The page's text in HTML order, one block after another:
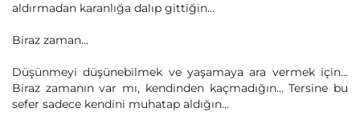
aldırmadan karanlığa dalıp gittiğin…
Biraz zaman…
Düşünmeyi düşünebilmek ve yaşamaya ara vermek için…
Biraz zamanın var mı, kendinden kaçmadığın… Tersine bu
sefer sadece kendini muhatap aldığın…